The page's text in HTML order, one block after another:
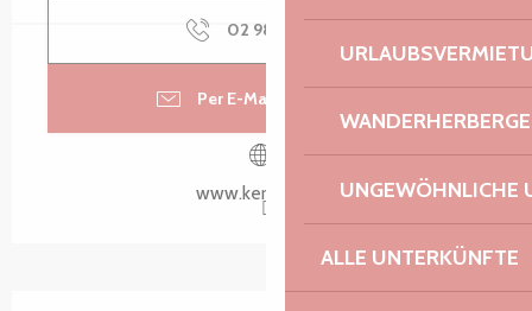
UNGEWÖHNLICHE
ALLE UNTERKÜNFTE
02 98 79 85
Per E-Mail kontaktieren
www.kerdreger.fr